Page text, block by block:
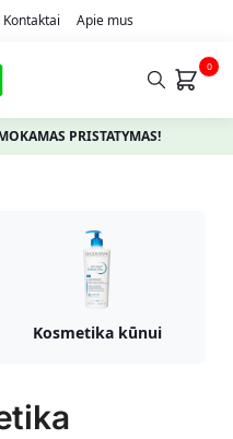
Kontaktai Apie mus
0
PRISTATYMAS!
Kosmetika kūnui